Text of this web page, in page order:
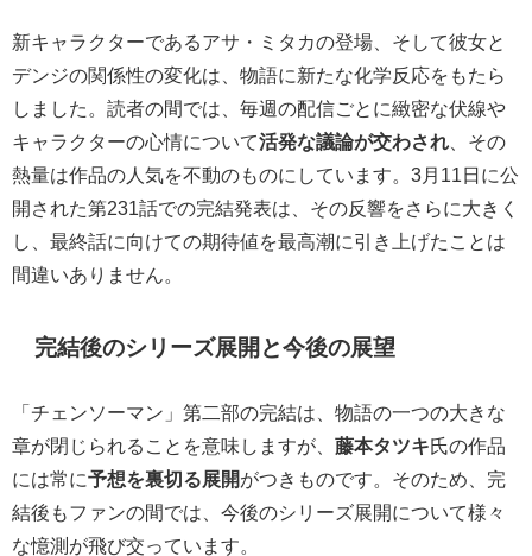
新キャラクターであるアサ・ミタカの登場、そして彼女と
デンジの関係性の変化は、物語に新たな化学反応をもたら
しました。読者の間では、毎週の配信ごとに緻密な伏線や
キャラクターの心情について活発な議論が交わされ 、その
熱量は作品の人気を不動のものにしています。3月11日に公
開された第231話での完結発表は、その反響をさらに大きく
し、最終話に向けての期待値を最高潮に引き上げたことは
間違いありません。
完結後のシリーズ展開と今後の展望
「チェンソーマン」第二部の完結は、物語の一つの大きな
章が閉じられることを意味しますが、 藤本タツキ氏の作品
には常に予想を裏切る展開がつきものです。そのため、完
結後もファンの間では、今後のシリーズ展開について様々
な憶測が飛び交っています。